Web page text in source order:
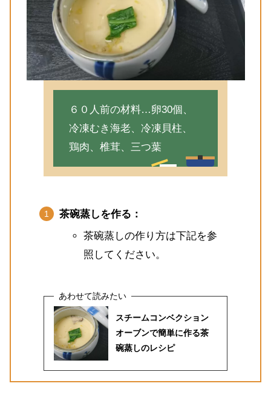
６０人前の材料…卵30個、
冷凍むき海老、冷凍貝柱、
鶏肉、椎茸、三つ葉
茶碗蒸しを作る：
茶碗蒸しの作り方は下記を参
照してください。
スチームコンベクション
オーブンで簡単に作る茶
碗蒸しのレシピ